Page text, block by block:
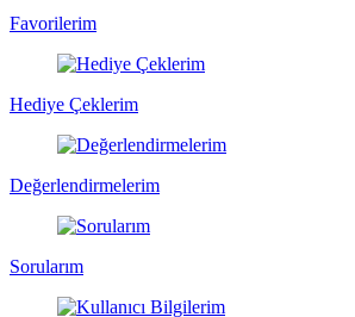
Favorilerim
Hediye Çeklerim
Değerlendirmelerim
Sorularım